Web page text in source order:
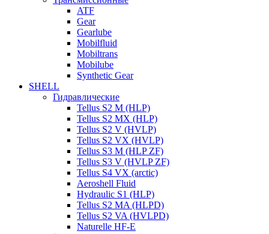
ATF
Gear
Gearlube
Mobilfluid
Mobiltrans
Mobilube
Synthetic Gear
SHELL
Гидравлические
Tellus S2 M (HLP)
Tellus S2 MХ (HLP)
Tellus S2 V (HVLP)
Tellus S2 VX (HVLP)
Tellus S3 M (HLP ZF)
Tellus S3 V (HVLP ZF)
Tellus S4 VX (arctic)
Aeroshell Fluid
Hydraulic S1 (HLP)
Tellus S2 MA (HLPD)
Tellus S2 VA (HVLPD)
Naturelle HF-E